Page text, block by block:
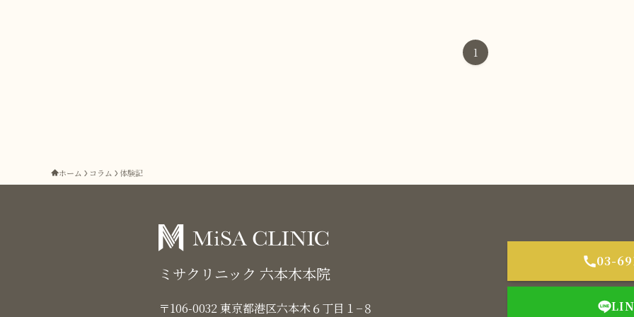
1
ホーム コラム 体験記
ミサクリニック 六本木本院
〒106-0032 東京都港区六本木６丁目１−８
03-